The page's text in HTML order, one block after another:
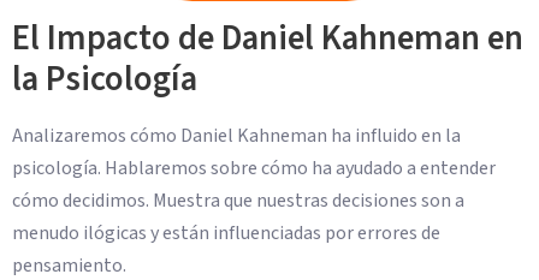
El Impacto de Daniel Kahneman en
la Psicología
Analizaremos cómo Daniel Kahneman ha influido en la
psicología. Hablaremos sobre cómo ha ayudado a entender
cómo decidimos. Muestra que nuestras decisiones son a
menudo ilógicas y están influenciadas por errores de
pensamiento.